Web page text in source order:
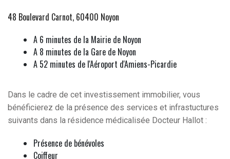
48 Boulevard Carnot, 60400 Noyon
A 6 minutes de la Mairie de Noyon
A 8 minutes de la Gare de Noyon
A 52 minutes de l'Aéroport d'Amiens-Picardie
Dans le cadre de cet investissement immobilier, vous
bénéficierez de la présence des services et infrastuctures
suivants dans la résidence médicalisée Docteur Hallot :
Présence de bénévoles
Coiffeur